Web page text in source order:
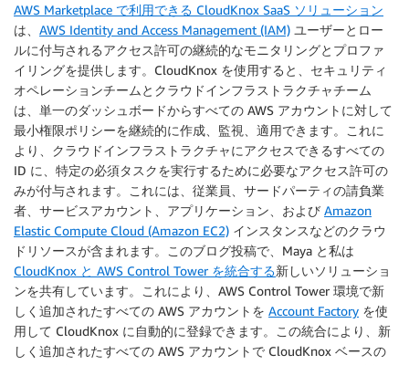
AWS Marketplace で利用できる CloudKnox SaaS ソリューション
は、 AWS Identity and Access Management (IAM) ユーザーとロー
ルに付与されるアクセス許可の継続的なモニタリングとプロファ
イリングを提供します。CloudKnox を使用すると、セキュリティ
オペレーションチームとクラウドインフラストラクチャチーム
は、単一のダッシュボードからすべての AWS アカウントに対して
最小権限ポリシーを継続的に作成、監視、適用できます。これに
より、クラウドインフラストラクチャにアクセスできるすべての
ID に、特定の必須タスクを実行するために必要なアクセス許可の
みが付与されます。これには、従業員、サードパーティの請負業
者、サービスアカウント、アプリケーション、および Amazon
Elastic Compute Cloud (Amazon EC2) インスタンスなどのクラウ
ドリソースが含まれます。このブログ投稿で、Maya と私は
CloudKnox と AWS Control Tower を統合する新しいソリューショ
ンを共有しています。これにより、AWS Control Tower 環境で新
しく追加されたすべての AWS アカウントを Account Factory を使
用して CloudKnox に自動的に登録できます。この統合により、新
しく追加されたすべての AWS アカウントで CloudKnox ベースの